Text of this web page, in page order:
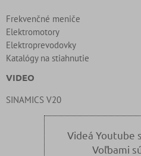
Frekvenčné meniče
Elektromotory
Elektroprevodovky
Katalógy na stiahnutie
VIDEO
SINAMICS V20
Videá Youtube
Voľbami